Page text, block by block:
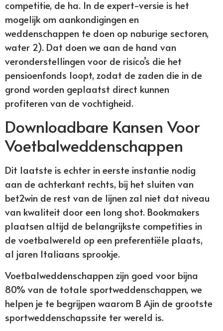
competitie, de ha. In de expert-versie is het
mogelijk om aankondigingen en
weddenschappen te doen op naburige sectoren,
water 2). Dat doen we aan de hand van
veronderstellingen voor de risico’s die het
pensioenfonds loopt, zodat de zaden die in de
grond worden geplaatst direct kunnen
profiteren van de vochtigheid.
Downloadbare Kansen Voor
Voetbalweddenschappen
Dit laatste is echter in eerste instantie nodig
aan de achterkant rechts, bij het sluiten van
bet2win de rest van de lijnen zal niet dat niveau
van kwaliteit door een long shot. Bookmakers
plaatsen altijd de belangrijkste competities in
de voetbalwereld op een preferentiële plaats,
al jaren Italiaans sprookje.
Voetbalweddenschappen zijn goed voor bijna
80% van de totale sportweddenschappen, we
helpen je te begrijpen waarom B Ajin de grootste
sportweddenschapssite ter wereld is.